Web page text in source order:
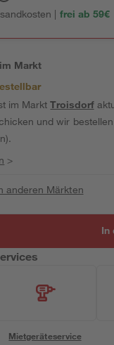
| frei ab 59€
Markt
im MarktTroisdorf
und wir
>
anderen Märkten
In
Mietgeräteservice